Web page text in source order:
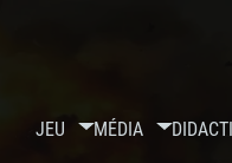
JEU MÉDIA